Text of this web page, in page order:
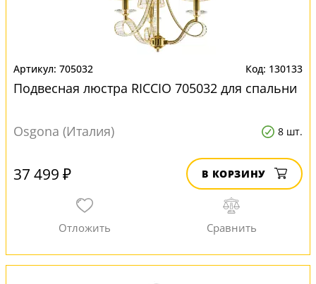
705032 130133
Подвесная люстра RICCIO 705032 для спальни
Osgona (Италия) 8 шт.
37 499 ₽ В КОРЗИНУ